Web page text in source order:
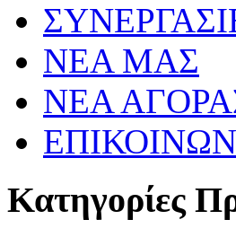
ΝΕΑ ΜΑΣ
ΝΕΑ
Κατηγορίες